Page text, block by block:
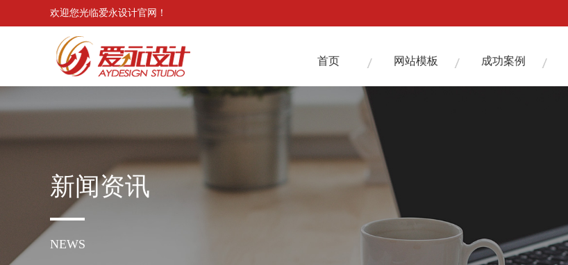
欢迎您光临爱永设计官网！
首页 网站模板 成功案例
新闻资讯
NEWS